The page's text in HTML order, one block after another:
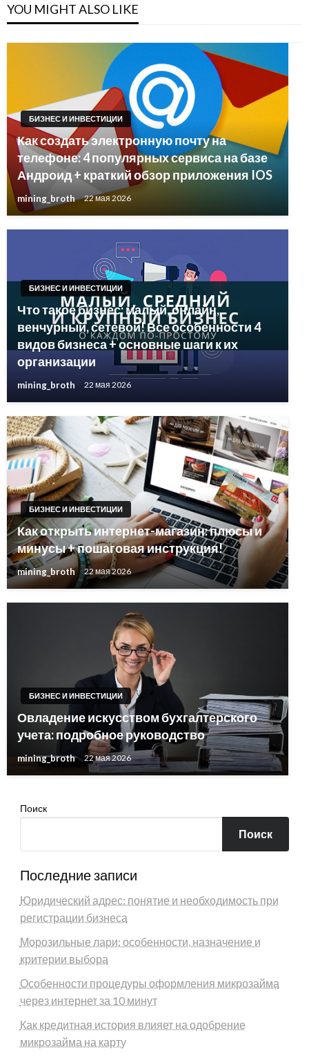
YOU MIGHT ALSO LIKE
БИЗНЕС И ИНВЕСТИЦИИ
Как создать электронную почту на
телефоне: 4 популярных сервиса на базе
Андроид + краткий обзор приложения IOS
mining_broth 22 мая 2026
БИЗНЕС И ИНВЕСТИЦИИ
Что такое бизнес: малый, онлайн,
венчурный, сетевой! Все особенности 4
видов бизнеса + основные шаги к их
организации
mining_broth 22 мая 2026
БИЗНЕС И ИНВЕСТИЦИИ
Как открыть интернет-магазин: плюсы и
минусы + пошаговая инструкция!
mining_broth 22 мая 2026
БИЗНЕС И ИНВЕСТИЦИИ
Овладение искусством бухгалтерского
учета: подробное руководство
mining_broth 22 мая 2026
Поиск
Поиск
Последние записи
Юридический адрес: понятие и необходимость при
регистрации бизнеса
Морозильные лари: особенности, назначение и
критерии выбора
Особенности процедуры оформления микрозайма
через интернет за 10 минут
Как кредитная история влияет на одобрение
микрозайма на карту